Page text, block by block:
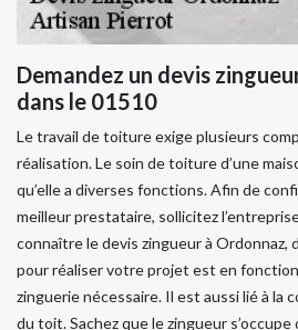
Demandez un devis
dans le 01510
Le travail de toiture exige plusieurs
réalisation. Le soin de toiture d’une
qu’elle a diverses fonctions. Afin de
meilleur prestataire, sollicitez
connaître le devis zingueur à Ordonnaz,
pour réaliser votre projet est en
zinguerie nécessaire. Il est aussi lié à la
du toit. Sachez que le zingueur s’occupe